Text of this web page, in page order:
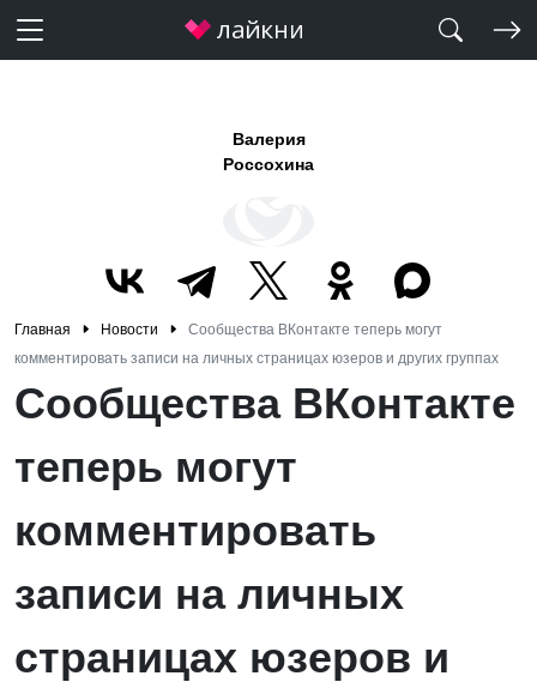
Валерия
Россохина
Главная Новости
Сообщества ВКонтакте теперь могут
комментировать записи на личных страницах юзеров и других группах
Сообщества ВКонтакте
теперь могут
комментировать
записи на личных
страницах юзеров и